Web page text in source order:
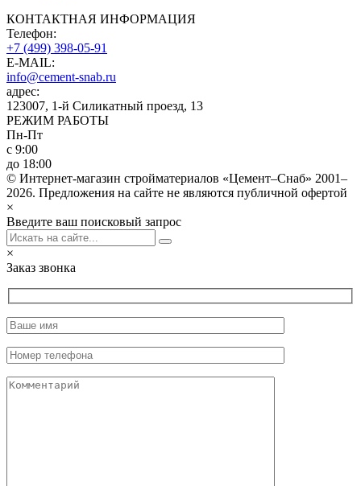
КОНТАКТНАЯ ИНФОРМАЦИЯ
Телефон:
+7 (499) 398-05-91
E-MAIL:
info@cement-snab.ru
адрес:
123007, 1-й Силикатный проезд, 13
РЕЖИМ РАБОТЫ
Пн-Пт
с 9:00
до 18:00
© Интернет-магазин стройматериалов «Цемент–Снаб» 2001–
2026. Предложения на сайте не являются публичной офертой
×
Введите ваш поисковый запрос
×
Заказ звонка